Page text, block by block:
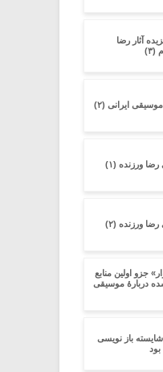
آثار رضا
(۳)
ایرانی (۲)
ورزنده (۱)
ورزنده (۲)
جزو اولین منابع
دربارۀ موسیقی
باز نویسی